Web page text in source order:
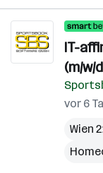
IT-
(m/w/
vor 6
Wien